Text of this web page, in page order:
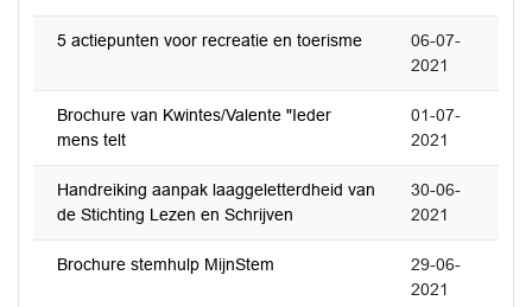
5 actiepunten voor recreatie en toerisme
06-07-
2021
Brochure van Kwintes/Valente "Ieder
mens telt
01-07-
2021
Handreiking aanpak laaggeletterdheid van
de Stichting Lezen en Schrijven
30-06-
2021
Brochure stemhulp MijnStem
29-06-
2021